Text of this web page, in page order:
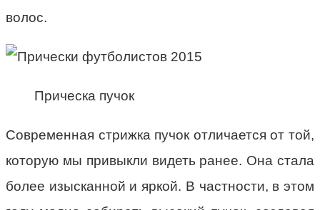
волос.
Прическа пучок
Современная стрижка пучок отличается от той,
которую мы привыкли видеть ранее. Она стала
более изысканной и яркой. В частности, в этом